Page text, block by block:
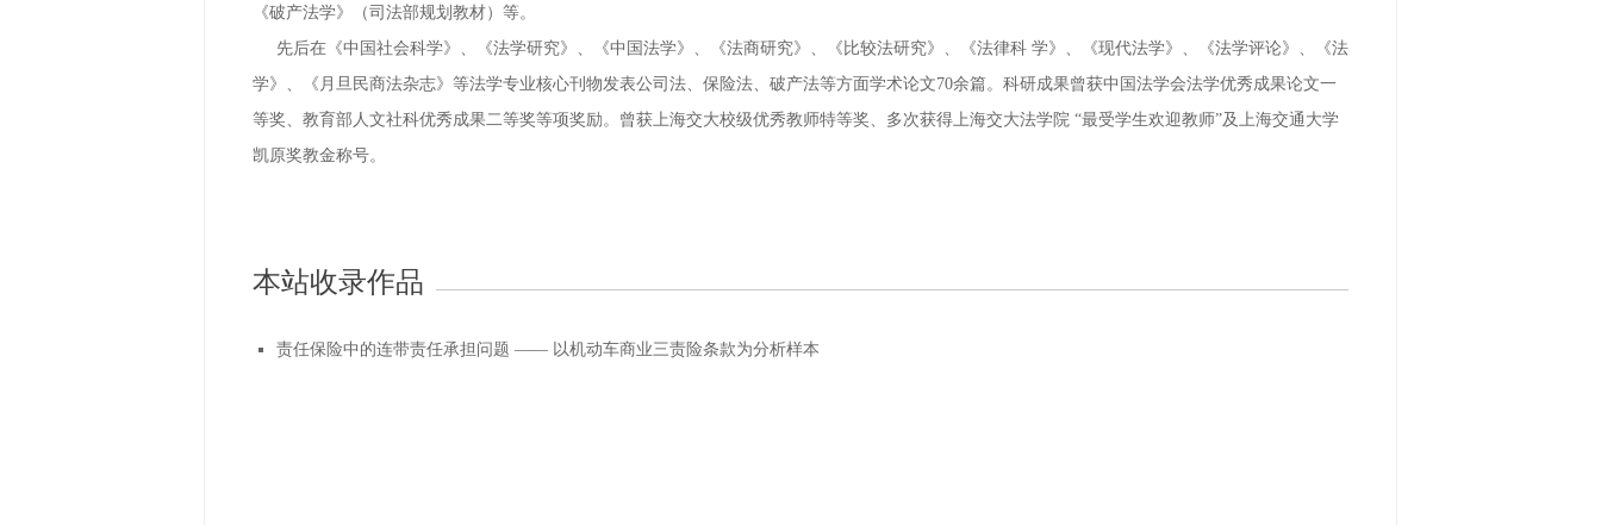
《破产法学》（司法部规划教材）等。
先后在《中国社会科学》、《法学研究》、《中国法学》、《法商研究》、《比较法研究》、《法律科 学》、《现代法学》、《法学评论》、《法
学》、《月旦民商法杂志》等法学专业核心刊物发表公司法、保险法、破产法等方面学术论文70余篇。科研成果曾获中国法学会法学优秀成果论文一
等奖、教育部人文社科优秀成果二等奖等项奖励。曾获上海交大校级优秀教师特等奖、多次获得上海交大法学院 “最受学生欢迎教师”及上海交通大学
凯原奖教金称号。
本站收录作品
责任保险中的连带责任承担问题 —— 以机动车商业三责险条款为分析样本